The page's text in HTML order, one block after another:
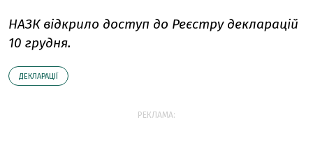
НАЗК відкрило доступ до Реєстру декларацій
10 грудня.
ДЕКЛАРАЦІЇ
РЕКЛАМА: